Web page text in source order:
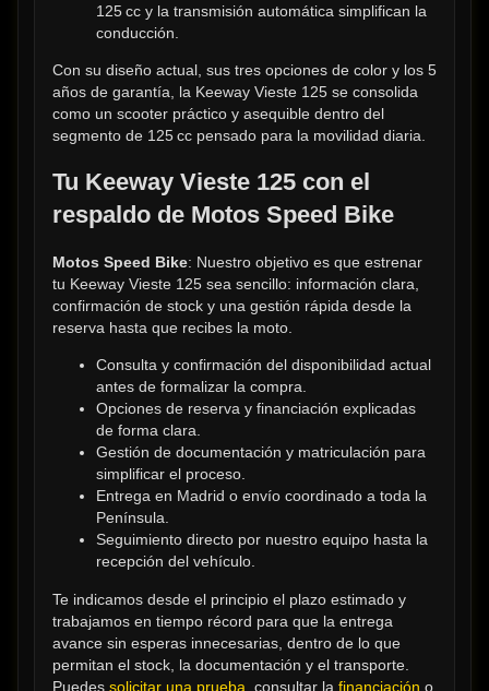
125 cc y la transmisión automática simplifican la
conducción.
Con su diseño actual, sus tres opciones de color y los 5
años de garantía, la Keeway Vieste 125 se consolida
como un scooter práctico y asequible dentro del
segmento de 125 cc pensado para la movilidad diaria.
Tu Keeway Vieste 125 con el
respaldo de Motos Speed Bike
Motos Speed Bike: Nuestro objetivo es que estrenar
tu Keeway Vieste 125 sea sencillo: información clara,
confirmación de stock y una gestión rápida desde la
reserva hasta que recibes la moto.
Consulta y confirmación del disponibilidad actual
antes de formalizar la compra.
Opciones de reserva y financiación explicadas
de forma clara.
Gestión de documentación y matriculación para
simplificar el proceso.
Entrega en Madrid o envío coordinado a toda la
Península.
Seguimiento directo por nuestro equipo hasta la
recepción del vehículo.
Te indicamos desde el principio el plazo estimado y
trabajamos en tiempo récord para que la entrega
avance sin esperas innecesarias, dentro de lo que
permitan el stock, la documentación y el transporte.
Puedes solicitar una prueba , consultar la financiación